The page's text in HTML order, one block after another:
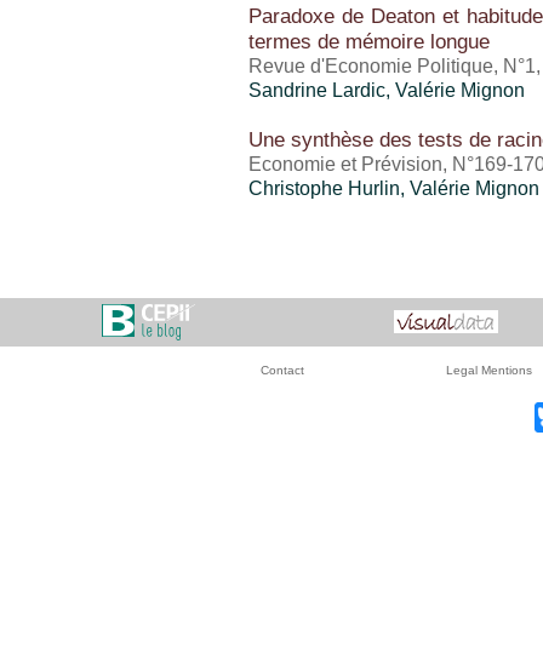
Paradoxe de Deaton et
termes de mémoire longue
Revue d'Economie Politique,
Sandrine Lardic, Valérie Mignon
Une synthèse des tests de
Economie et Prévision, N°169-
Christophe Hurlin, Valérie Mignon
Contact Legal Mentions